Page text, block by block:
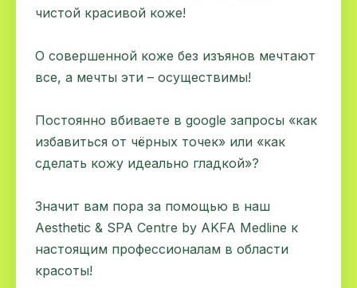
чистой красивой коже!
О совершенной коже без изъянов мечтают
все, а мечты эти – осуществимы!
Постоянно вбиваете в google запросы «как
избавиться от чёрных точек» или «как
сделать кожу идеально гладкой»?
Значит вам пора за помощью в наш
Aesthetic & SPA Centre by AKFA Medline к
настоящим профессионалам в области
красоты!